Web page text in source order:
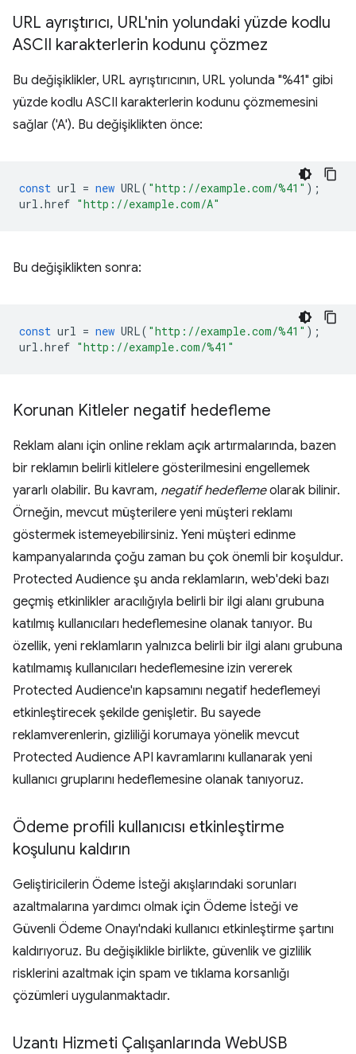
URL ayrıştırıcı, URL'nin yolundaki yüzde kodlu
ASCII karakterlerin kodunu çözmez
Bu değişiklikler, URL ayrıştırıcının, URL yolunda "%41" gibi
yüzde kodlu ASCII karakterlerin kodunu çözmemesini
sağlar ('A'). Bu değişiklikten önce:
const url = new URL( "http://example.com/%41" );
url .href "http://example.com/A"
Bu değişiklikten sonra:
const url = new URL( "http://example.com/%41" );
url .href "http://example.com/%41"
Korunan Kitleler negatif hedefleme
Reklam alanı için online reklam açık artırmalarında, bazen
bir reklamın belirli kitlelere gösterilmesini engellemek
yararlı olabilir. Bu kavram, negatif hedeflemeolarak bilinir.
Örneğin, mevcut müşterilere yeni müşteri reklamı
göstermek istemeyebilirsiniz. Yeni müşteri edinme
kampanyalarında çoğu zaman bu çok önemli bir koşuldur.
Protected Audience şu anda reklamların, web'deki bazı
geçmiş etkinlikler aracılığıyla belirli bir ilgi alanı grubuna
katılmış kullanıcıları hedeflemesine olanak tanıyor. Bu
özellik, yeni reklamların yalnızca belirli bir ilgi alanı grubuna
katılmamış kullanıcıları hedeflemesine izin vererek
Protected Audience'ın kapsamını negatif hedeflemeyi
etkinleştirecek şekilde genişletir. Bu sayede
reklamverenlerin, gizliliği korumaya yönelik mevcut
Protected Audience API kavramlarını kullanarak yeni
kullanıcı gruplarını hedeflemesine olanak tanıyoruz.
Ödeme profili kullanıcısı etkinleştirme
koşulunu kaldırın
Geliştiricilerin Ödeme İsteği akışlarındaki sorunları
azaltmalarına yardımcı olmak için Ödeme İsteği ve
Güvenli Ödeme Onayı'ndaki kullanıcı etkinleştirme şartını
kaldırıyoruz. Bu değişiklikle birlikte, güvenlik ve gizlilik
risklerini azaltmak için spam ve tıklama korsanlığı
çözümleri uygulanmaktadır.
Uzantı Hizmeti Çalışanlarında WebUSB